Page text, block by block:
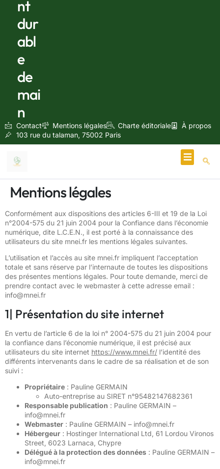
nt
dur
abl
e
de
mai
n
Contact Mentions légales Charte éditoriale
À propos
103 rue du talaman, 75002 Paris
Mentions légales
Conformément aux dispositions des articles 6-III et 19 de la Loi
n°2004-575 du 21 juin 2004 pour la Confiance dans l’économie
numérique, dite L.C.E.N., il est porté à la connaissance des
utilisateurs du site mnei.fr les mentions légales suivantes.
L’utilisation et l’accès au site mnei.fr impliquent l’acceptation
totale et sans réserve par l’internaute de toutes les dispositions
des présentes mentions légales. Pour toute demande, merci de
prendre contact avec le webmaster à cette adresse email :
info@mnei.fr
1| Présentation du site internet
En vertu de l’article 6 de la loi n° 2004-575 du 21 juin 2004 pour
la confiance dans l’économie numérique, il est précisé aux
utilisateurs du site internet https://www.mnei.fr/ l’identité des
différents intervenants dans le cadre de sa réalisation et de son
suivi :
Propriétaire : Pauline GERMAIN
Auto-entreprise au SIRET n°95482147682361
Responsable publication : Pauline GERMAIN –
info@mnei.fr
Webmaster : Pauline GERMAIN – info@mnei.fr
Hébergeur : Hostinger International Ltd, 61 Lordou Vironos
Street, 6023 Larnaca, Chypre
Délégué à la protection des données : Pauline GERMAIN –
info@mnei.fr